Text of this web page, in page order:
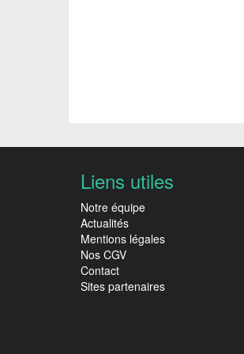
Liens utiles
Notre équipe
Actualités
Mentions légales
Nos CGV
Contact
Sites partenaires